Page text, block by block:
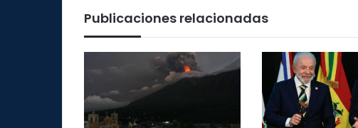
Publicaciones relacionadas